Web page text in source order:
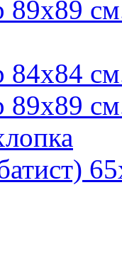
89х89
84х84
89х89